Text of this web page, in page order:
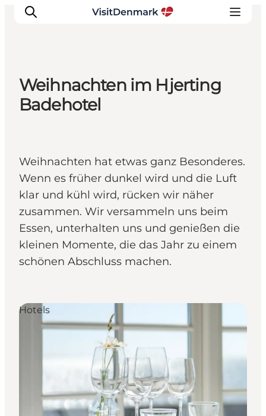
Inspiration
Reiseplanung
Weihnachten im Hjerting
Badehotel
Weihnachten hat etwas ganz Besonderes.
Wenn es früher dunkel wird und die Luft
klar und kühl wird, rücken wir näher
zusammen. Wir versammeln uns beim
Essen, unterhalten uns und genießen die
kleinen Momente, die das Jahr zu einem
schönen Abschluss machen.
Hotels